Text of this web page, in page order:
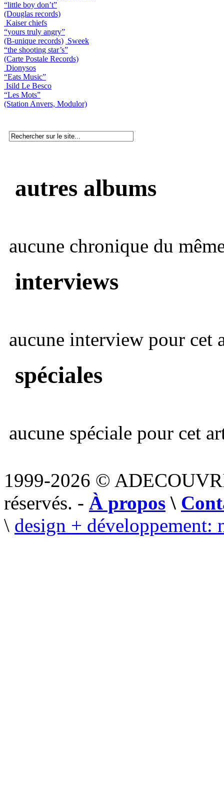
“little boy don’t”
(Douglas records)
Kaiser chiefs
“yours truly angry”
(B-unique records) Sweek
“the shooting star’s”
(Carte Postale Records)
Dionysos
“Eats Music”
Isild Le Besco
“Les Mots”
(Station Anvers, Modulor)
autres albums
aucune chronique du
interviews
aucune interview pour cet
spéciales
aucune spéciale pour cet
1999-2026 ©
réservés. - À propos \
\ design + développement: